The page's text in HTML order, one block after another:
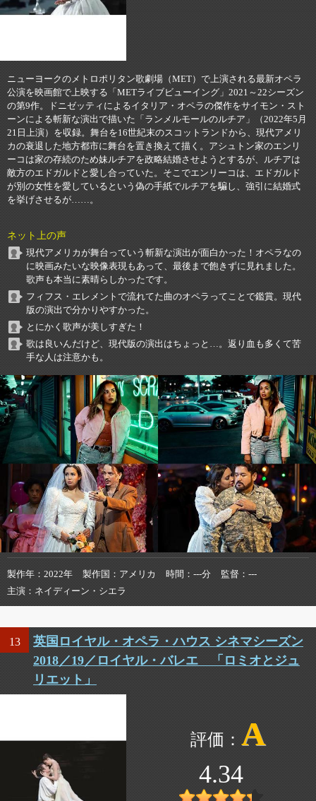
ニューヨークのメトロポリタン歌劇場（MET）で上演される最新オペラ
公演を映画館で上映する「METライブビューイング」2021～22シーズン
の第9作。ドニゼッティによるイタリア・オペラの傑作をサイモン・スト
ーンによる斬新な演出で描いた「ランメルモールのルチア」（2022年5月
21日上演）を収録。舞台を16世紀末のスコットランドから、現代アメリ
カの衰退した地方都市に舞台を置き換えて描く。アシュトン家のエンリ
ーコは家の存続のため妹ルチアを政略結婚させようとするが、ルチアは
敵方のエドガルドと愛し合っていた。そこでエンリーコは、エドガルド
が別の女性を愛しているという偽の手紙でルチアを騙し、強引に結婚式
を挙げさせるが……。
ネット上の声
現代アメリカが舞台っていう斬新な演出が面白かった！オペラなの
に映画みたいな映像表現もあって、最後まで飽きずに見れました。
歌声も本当に素晴らしかったです。
フィフス・エレメントで流れてた曲のオペラってことで鑑賞。現代
版の演出で分かりやすかった。
とにかく歌声が美しすぎた！
歌は良いんだけど、現代版の演出はちょっと…。返り血も多くて苦
手な人は注意かも。
製作年 2022年 製作国 アメリカ 時間 ---分 監督
---
主演
ネイディーン・シエラ
13
英国ロイヤル・オペラ・ハウス シネマシーズン
2018／19／ロイヤル・バレエ 「ロミオとジュ
リエット」
A
4.34